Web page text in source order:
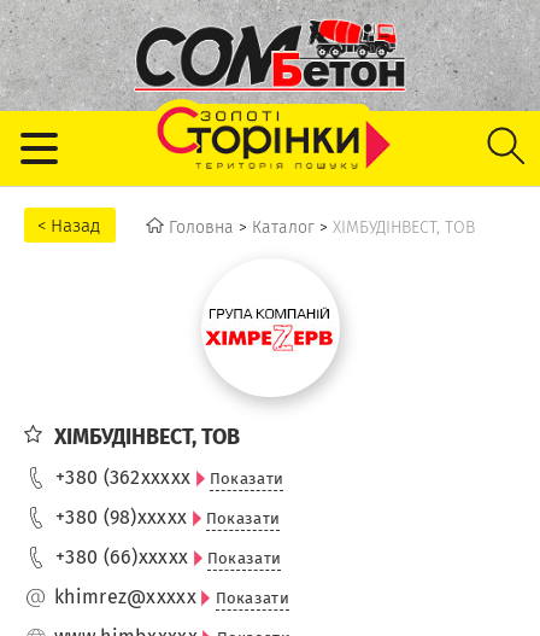
Головна > Каталог > ХІМБУДІНВЕСТ, ТОВ
ХІМБУДІНВЕСТ, ТОВ
+380 (362xxxxx Показати
+380 (98)xxxxx Показати
+380 (66)xxxxx Показати
khimrez@xxxxx Показати